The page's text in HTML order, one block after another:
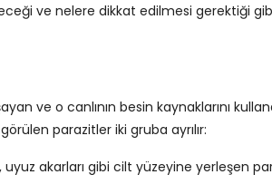
ve nelere dikkat edilmesi gerektiği
ve o canlının besin kaynaklarını
parazitler iki gruba ayrılır:
uyuz akarları gibi cilt yüzeyine yerleşen